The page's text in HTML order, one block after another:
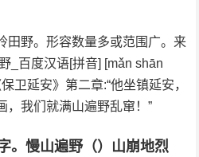
田野。形容数量多或范围广。来
_百度汉语[拼音] [mǎn shān
卫延安》第二章:“他坐镇延安，
，我们就满山遍野乱窜！”
。慢山遍野（）山崩地烈